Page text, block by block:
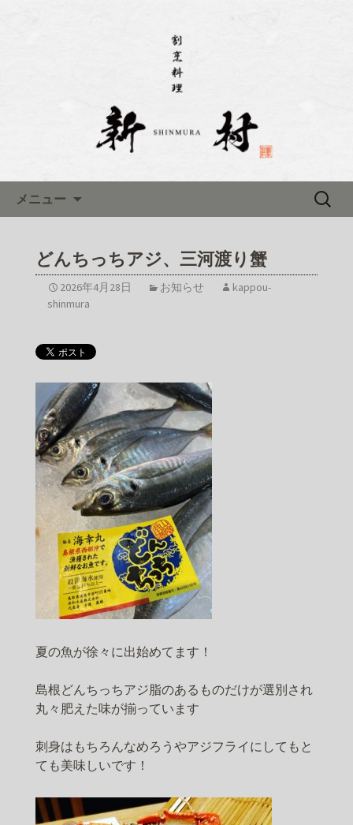
名古屋市伏見にある「割烹料理
新村(しんむら)」のブログ
んむら)」のブログです
メニュー
検
どんちっちアジ、三河渡り蟹
2026年4月28日 お知らせ
kappou-
shinmura
夏の魚が徐々に出始めてます！
島根どんちっちアジ脂のあるものだけが選別され
丸々肥えた味が揃っています
刺身はもちろんなめろうやアジフライにしてもと
ても美味しいです！